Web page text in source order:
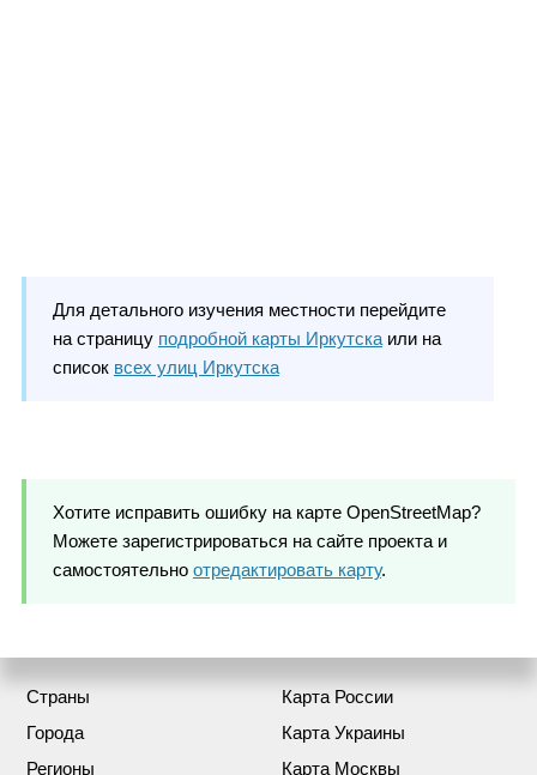
Для детального изучения местности перейдите
на страницу подробной карты Иркутскаили на
список всех улиц Иркутска
Хотите исправить ошибку на карте OpenStreetMap?
Можете зарегистрироваться на сайте проекта и
самостоятельно отредактировать карту.
Страны
Города
Регионы
Карта России
Карта Украины
Карта Москвы